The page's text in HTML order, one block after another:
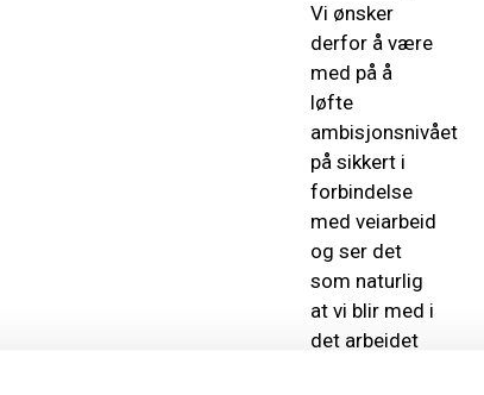
Vi ønsker
derfor å være
med på å
løfte
ambisjonsnivået
på sikkert i
forbindelse
med veiarbeid
og ser det
som naturlig
at vi blir med i
det arbeidet